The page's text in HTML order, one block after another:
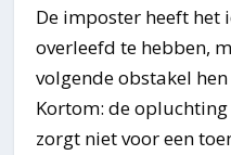
De imposter heeft het
overleefd te hebben,
volgende obstakel
Kortom: de
zorgt niet voor een